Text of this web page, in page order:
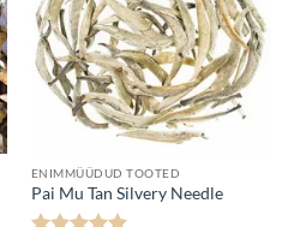
ENIMMÜÜDUD TOOTED
Pai Mu Tan Silvery Needle